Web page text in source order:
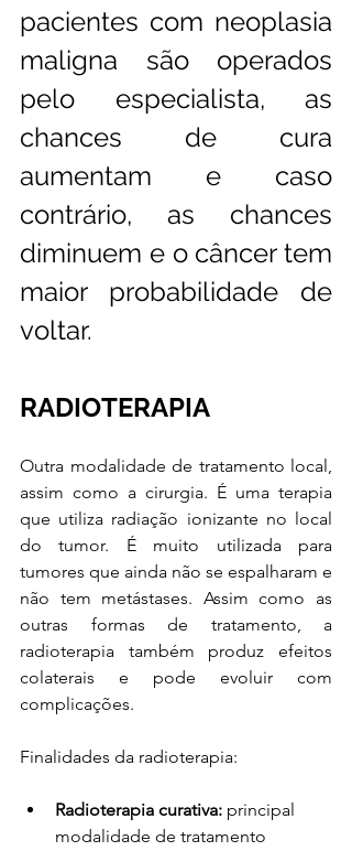
pacientes com neoplasia
maligna são operados
pelo especialista, as
chances de cura
aumentam e caso
contrário, as chances
diminuem e o câncer tem
maior probabilidade de
voltar.
RADIOTERAPIA
Outra modalidade de tratamento local,
assim como a cirurgia. É uma terapia
que utiliza radiação ionizante no local
do tumor. É muito utilizada para
tumores que ainda não se espalharam e
não tem metástases. Assim como as
outras formas de tratamento, a
radioterapia também produz efeitos
colaterais e pode evoluir com
complicações.
Finalidades da radioterapia:
Radioterapia curativa: principal
modalidade de tratamento